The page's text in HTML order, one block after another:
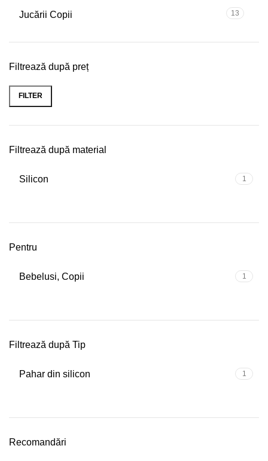
Jucării Copii 13
Filtrează după preț
Min
Max
FILTER
Filtrează după material
Silicon 1
Pentru
Bebelusi, Copii 1
Filtrează după Tip
Pahar din silicon 1
Recomandări